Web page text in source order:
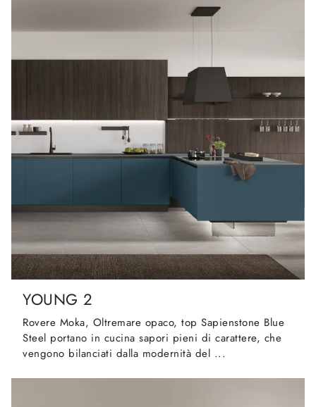
YOUNG 2
Rovere Moka, Oltremare opaco, top Sapienstone Blue
Steel portano in cucina sapori pieni di carattere, che
vengono bilanciati dalla modernità del ...